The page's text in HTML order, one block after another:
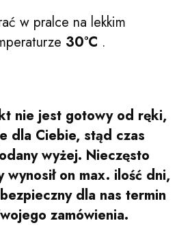
w pralce na lekkim
30°C .
nie jest gotowy od ręki,
dla Ciebie, stąd czas
wyżej. Nieczęsto
wynosił on max. ilość dni,
dla nas termin
zamówienia.